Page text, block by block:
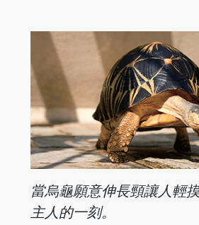
當烏龜願意伸長頸讓人輕
主人的一刻。